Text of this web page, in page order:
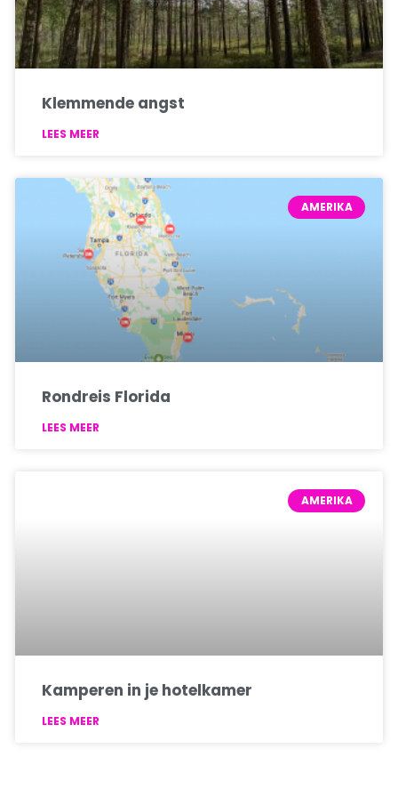
Klemmende angst
LEES MEER
AMERIKA
Rondreis Florida
LEES MEER
AMERIKA
Kamperen in je hotelkamer
LEES MEER